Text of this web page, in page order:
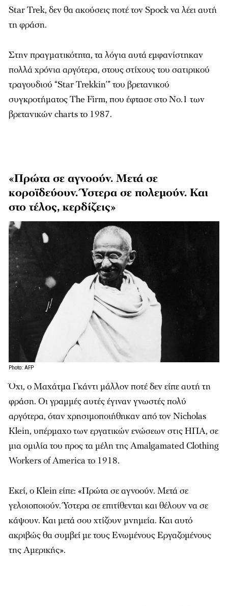
Star Trek, δεν θα ακούσεις ποτέ τον Spock να λέει αυτή
τη φράση.
Στην πραγματικότητα, τα λόγια αυτά εμφανίστηκαν
πολλά χρόνια αργότερα, στους στίχους του σατιρικού
τραγουδιού “Star Trekkin’” του βρετανικού
συγκροτήματος The Firm, που έφτασε στο Νο.1 των
βρετανικών charts το 1987.
«Πρώτα σε αγνοούν. Μετά σε
κοροϊδεύουν. Ύστερα σε πολεμούν. Και
στο τέλος, κερδίζεις»
Photo: AFP
Όχι, ο Μαχάτμα Γκάντι μάλλον ποτέ δεν είπε αυτή τη
φράση. Οι γραμμές αυτές έγιναν γνωστές πολύ
αργότερα, όταν χρησιμοποιήθηκαν από τον Nicholas
Klein, υπέρμαχο των εργατικών ενώσεων στις ΗΠΑ, σε
μια ομιλία του προς τα μέλη της Amalgamated Clothing
Workers of America το 1918.
Εκεί, ο Klein είπε: «Πρώτα σε αγνοούν. Μετά σε
γελοιοποιούν. Ύστερα σε επιτίθενται και θέλουν να σε
κάψουν. Και μετά σου χτίζουν μνημεία. Και αυτό
ακριβώς θα συμβεί με τους Ενωμένους Εργαζομένους
της Αμερικής».